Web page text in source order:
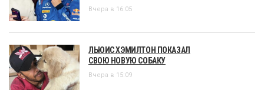
Вчера в 16:05
ЛЬЮИС ХЭМИЛТОН ПОКАЗАЛ
СВОЮ НОВУЮ СОБАКУ
Вчера в 15:09